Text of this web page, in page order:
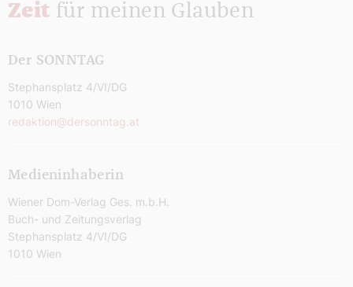
Zeit für meinen Glauben
Der SONNTAG
Stephansplatz 4/VI/DG
1010 Wien
redaktion@dersonntag.at
Medieninhaberin
Wiener Dom-Verlag Ges. m.b.H.
Buch- und Zeitungsverlag
Stephansplatz 4/VI/DG
1010 Wien